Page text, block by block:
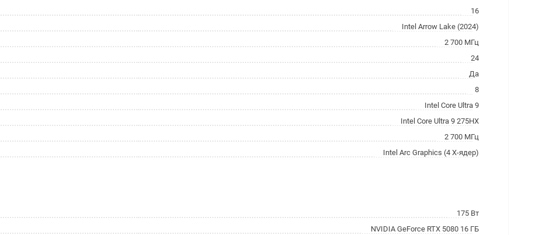
16
Intel Arrow Lake (2024)
2 700 МГц
24
Да
8
Intel Core Ultra 9
Intel Core Ultra 9 275HX
2 700 МГц
Intel Arc Graphics (4 X-ядер)
175 Вт
NVIDIA GeForce RTX 5080 16 ГБ